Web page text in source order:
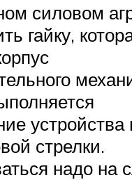
силовом
гайку,
устройства
стрелки.
надо на